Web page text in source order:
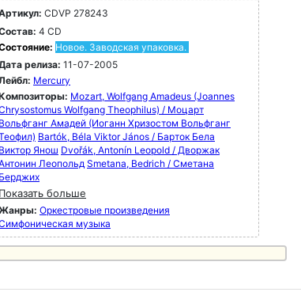
CDVP 278243
4 CD
Новое. Заводская упаковка.
релиза: 11-07-2005
Mercury
Mozart, Wolfgang Amadeus (Joannes
Wolfgang Theophilus) / Моцарт
Вольфганг Амадей (Иоганн Хризостом Вольфганг
Bartók, Béla Viktor János / Барток Бела
Виктор Янош Dvořák, Antonín Leopold / Дворжак
ЛеопольдSmetana, Bedrich / Сметана
Берджих
Показать больше
Оркестровые произведения
музыка